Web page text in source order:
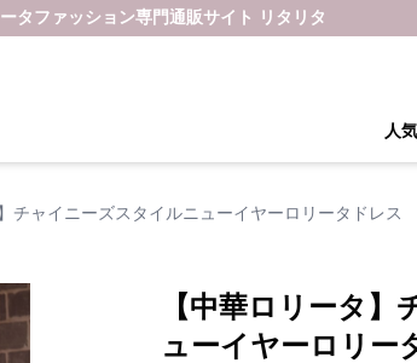
タファッション専門通販サイト リタリタ
人
チャイニーズスタイルニューイヤーロリータドレス
【中華ロリータ
ューイヤーロリー